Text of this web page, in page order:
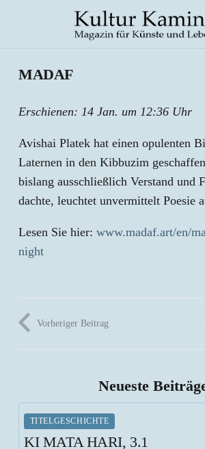
MADAF
Erschienen: 14 Jan. um 12:36 Uhr
Avishai Platek hat einen opulenten
Laternen in den Kibbuzim
bislang ausschließlich Verstand und
dachte, leuchtet unvermittelt Poesie
Lesen Sie hier: www.madaf.art/en/
night
Vorheriger Beitrag
Neueste
TITELGESCHICHTE
KI MATA HARI, 3.1